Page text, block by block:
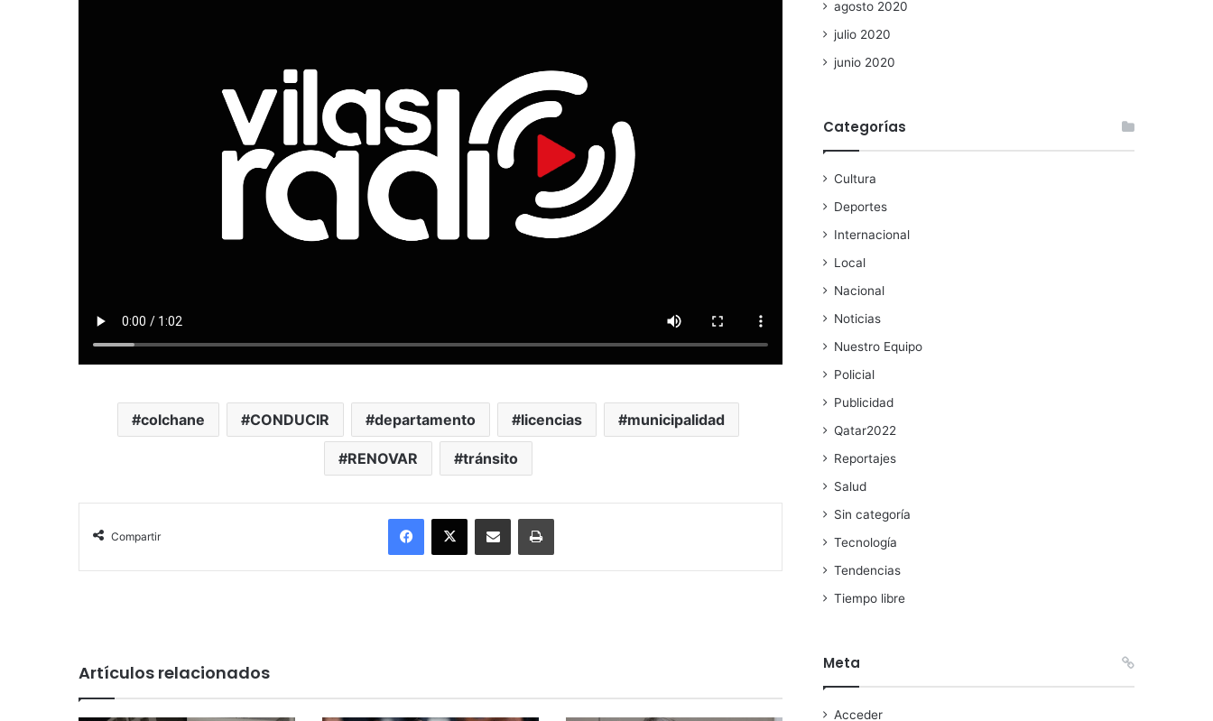
colchane CONDUCIR departamento licencias municipalidad
RENOVAR tránsito
Compartir
Facebook
X Enviar vía email Imprimir
Artículos relacionados
agosto 2020
julio 2020
junio 2020
Categorías
Cultura
Deportes
Internacional
Local
Nacional
Noticias
Nuestro Equipo
Policial
Publicidad
Qatar2022
Reportajes
Salud
Sin categoría
Tecnología
Tendencias
Tiempo libre
Meta
Acceder